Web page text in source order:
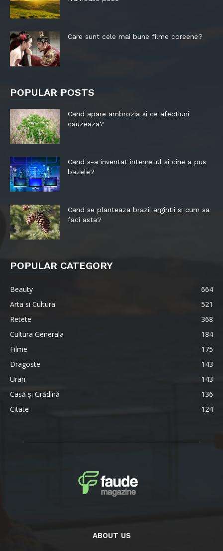
Care sunt cele mai bune filme coreene?
POPULAR POSTS
Cand apare ambrozia si ce afectiuni
cauzeaza?
Cand s-a inventat internetul si cine a pus
bazele?
Cand se planteaza brazii argintii si cum sa
faci asta?
POPULAR CATEGORY
Beauty
664
Arta si Cultura
521
Retete
368
Cultura Generala
184
Filme
175
Dragoste
143
Urari
143
Casă şi Grădină
136
Citate
124
ABOUT US